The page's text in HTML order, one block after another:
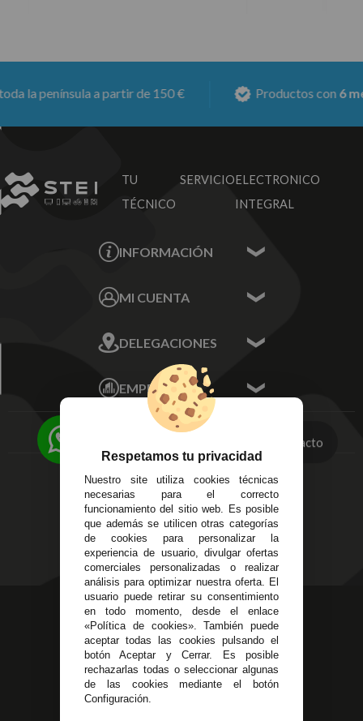
península a partir de 150 € Productos con6 meses
TU SERVICIO
TÉCNICO
ELECTRONICO
INTEGRAL
INFORMACIÓN
Sobre nosotros
MI CUENTA
Mis Direcciones
Mis Pedidos
Mis favoritos
FAQ's
DELEGACIONES
Écija - Sevilla
Av. Plaza de Toros.
Local 3
Córdoba
14
Alzira - Valencia
C/ Esplugues, 135
EMPRESA
Aviso Legal
Devoluciones
Política de Privacidad
Pago Seguro
Terminos y
Condiciones Generales
Políticas de Cookies
623 23 31 98
Atendemos Whatsapp
955 44 45 43/955 44 45 44
info@steielectronica.com
Contacto
Respetamos tu privacidad
Nuestro site utiliza cookies técnicas
necesarias para el correcto
funcionamiento del sitio web. Es posible
que además se utilicen otras categorías
de cookies para personalizar la
experiencia de usuario, divulgar ofertas
comerciales personalizadas o realizar
análisis para optimizar nuestra oferta. El
usuario puede retirar su consentimiento
en todo momento, desde el enlace
«Política de cookies». También puede
aceptar todas las cookies pulsando el
botón Aceptar y Cerrar. Es posible
rechazarlas todas o seleccionar algunas
de las cookies mediante el botón
Configuración.